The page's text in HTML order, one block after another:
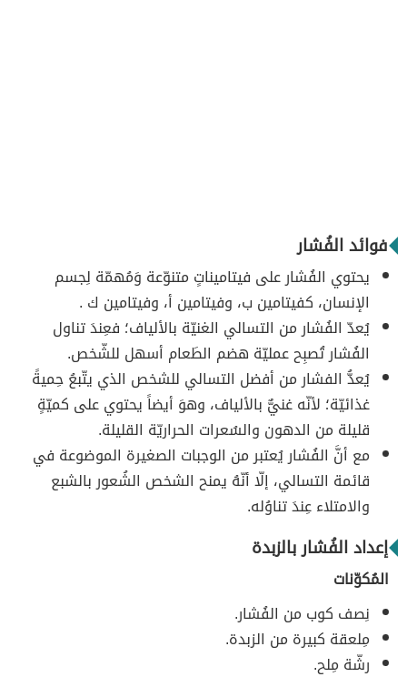
فوائد الفُشار
يحتوي الفُشار على فيتاميناتٍ متنوّعة وَمُهمّة لِجسم
الإنسان، كفيتامين ب، وفيتامين أ، وفيتامين ك .
يُعدّ الفُشار من التسالي الغنيّة بالألياف؛ فعِندَ تناول
الفُشار تُصبِح عمليّة هضم الطَعام أسهل للشّخص.
يُعدُّ الفشار من أفضل التسالي للشخص الذي يتّبعُ حِميةً
غذائيّة؛ لأنّه غنيٌّ بالألياف، وهوَ أيضاً يحتوي على كميّةٍ
قليلة من الدهون والسُعرات الحراريّة القليلة.
مع أنَّ الفُشار يُعتبر من الوجبات الصغيرة الموضوعة في
قائمة التسالي، إلّا أنّهُ يمنح الشخص الشُعور بالشبع
والامتلاء عِندَ تناوُله.
إعداد الفُشار بالزبدة
المُكوّنات
نِصف كوب من الفُشار.
مِلعقة كبيرة من الزبدة.
رشّة مِلح.